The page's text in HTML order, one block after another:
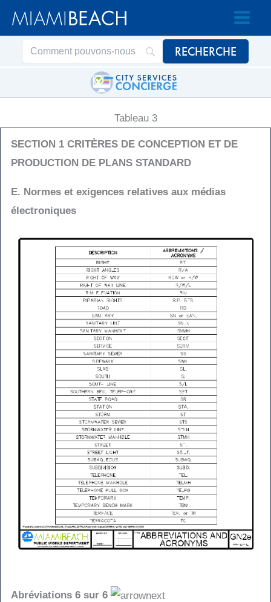
Passer
contenu
Passer
contenu
Tableau 3
SECTION 1 CRITÈRES DE CONCEPTION ET DE
PRODUCTION DE PLANS STANDARD
E. Normes et exigences relatives aux médias
électroniques
Abréviations 6 sur 6